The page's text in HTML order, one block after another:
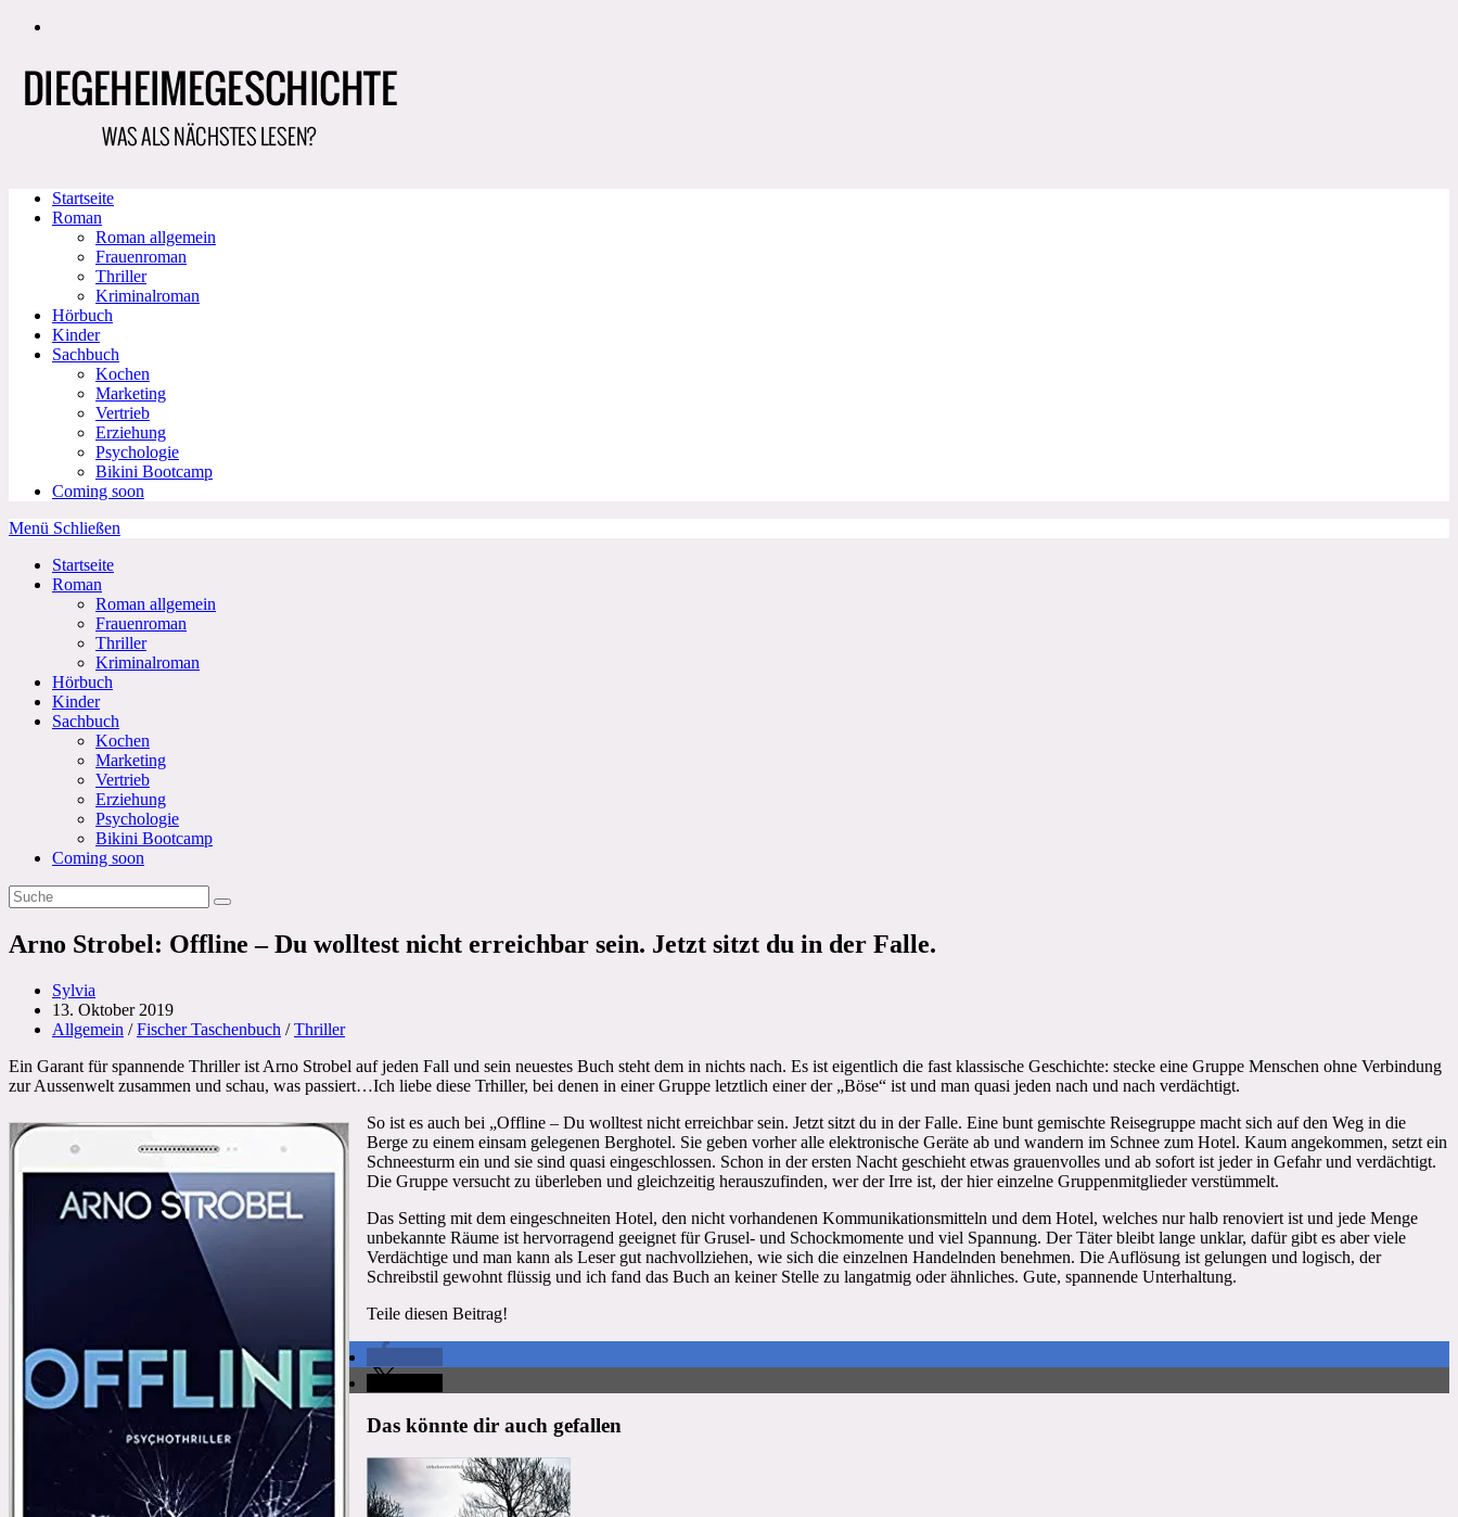
Zum
Startseite
Roman
Roman allgemein
Frauenroman
Thriller
Kriminalroman
Hörbuch
Kinder
Sachbuch
Kochen
Marketing
Vertrieb
Erziehung
Psychologie
Bikini Bootcamp
Coming soon
Menü Schließen
Startseite
Roman
Roman allgemein
Frauenroman
Thriller
Kriminalroman
Hörbuch
Kinder
Sachbuch
Kochen
Marketing
Vertrieb
Erziehung
Psychologie
Bikini Bootcamp
Coming soon
Arno Strobel: Offline – Du wolltest nicht erreichbar sein. Jetzt sitzt du in der Falle.
Beitrags-
Autor:
Sylvia
Beitrag
veröffentlicht:
13. Oktober 2019
Beitrags-
Allgemein / Fischer Taschenbuch / Thriller
Ein Garant für spannende Thriller ist Arno Strobel auf jeden Fall und sein neuestes Buch steht dem in nichts nach. Es ist eigentlich die fast klassische Geschichte: stecke eine Gruppe Menschen ohne Verbindung
zur Aussenwelt zusammen und schau, was passiert…Ich liebe diese Trhiller, bei denen in einer Gruppe letztlich einer der „Böse“ ist und man quasi jeden nach und nach verdächtigt.
So ist es auch bei „Offline – Du wolltest nicht erreichbar sein. Jetzt sitzt du in der Falle. Eine bunt gemischte Reisegruppe macht sich auf den Weg in die
Berge zu einem einsam gelegenen Berghotel. Sie geben vorher alle elektronische Geräte ab und wandern im Schnee zum Hotel. Kaum angekommen, setzt ein
Schneesturm ein und sie sind quasi eingeschlossen. Schon in der ersten Nacht geschieht etwas grauenvolles und ab sofort ist jeder in Gefahr und verdächtigt.
Die Gruppe versucht zu überleben und gleichzeitig herauszufinden, wer der Irre ist, der hier einzelne Gruppenmitglieder verstümmelt.
Das Setting mit dem eingeschneiten Hotel, den nicht vorhandenen Kommunikationsmitteln und dem Hotel, welches nur halb renoviert ist und jede Menge
unbekannte Räume ist hervorragend geeignet für Grusel- und Schockmomente und viel Spannung. Der Täter bleibt lange unklar, dafür gibt es aber viele
Verdächtige und man kann als Leser gut nachvollziehen, wie sich die einzelnen Handelnden benehmen. Die Auflösung ist gelungen und logisch, der
Schreibstil gewohnt flüssig und ich fand das Buch an keiner Stelle zu langatmig oder ähnliches. Gute, spannende Unterhaltung.
Teile diesen Beitrag!
Das könnte dir auch gefallen